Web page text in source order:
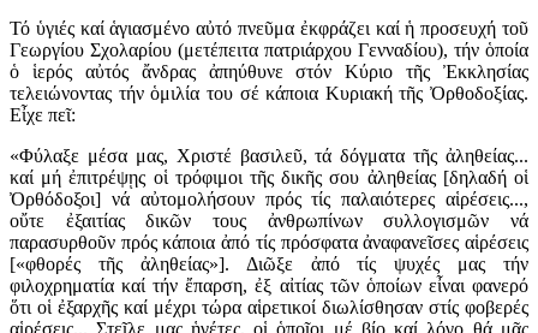
Τό ὑγιές καί ἁγιασμένο αὐτό πνεῦμα ἐκφράζει καί ἡ προσευχή τοῦ
Γεωργίου Σχολαρίου (μετέπειτα πατριάρχου Γενναδίου), τήν ὁποία
ὁ ἱερός αὐτός ἄνδρας ἀπηύθυνε στόν Κύριο τῆς Ἐκκλησίας
τελειώνοντας τήν ὁμιλία του σέ κάποια Κυριακή τῆς Ὀρθοδοξίας.
Εἶχε πεῖ:
«Φύλαξε μέσα μας, Χριστέ βασιλεῦ, τά δόγματα τῆς ἀληθείας...
καί μή ἐπιτρέψῃς οἱ τρόφιμοι τῆς δικῆς σου ἀληθείας [δηλαδή οἱ
Ὀρθόδοξοι] νά αὐτομολήσουν πρός τίς παλαιότερες αἱρέσεις...,
οὔτε ἐξαιτίας δικῶν τους ἀνθρωπίνων συλλογισμῶν νά
παρασυρθοῦν πρός κάποια ἀπό τίς πρόσφατα ἀναφανεῖσες αἱρέσεις
[«φθορές τῆς ἀληθείας»]. Διῶξε ἀπό τίς ψυχές μας τήν
φιλοχρηματία καί τήν ἔπαρση, ἐξ αἰτίας τῶν ὁποίων εἶναι φανερό
ὅτι οἱ ἐξαρχῆς καί μέχρι τώρα αἱρετικοί διωλίσθησαν στίς φοβερές
αἱρέσεις... Στεῖλε μας ἡγέτες, οἱ ὁποῖοι μέ βίο καί λόγο θά μᾶς